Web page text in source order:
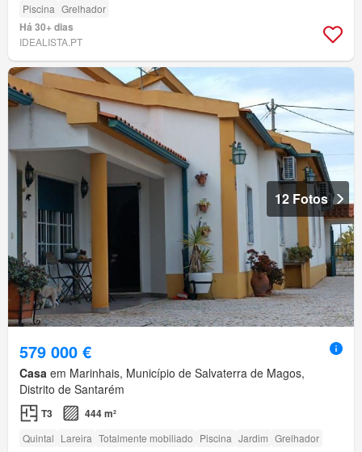
Piscina Grelhador
Há 30+ dias
IDEALISTA.PT
12 Fotos
579 000 €
Casa em Marinhais, Município de Salvaterra de Magos,
Distrito de Santarém
T3 444 m²
Quintal Lareira Totalmente mobiliado Piscina Jardim Grelhador